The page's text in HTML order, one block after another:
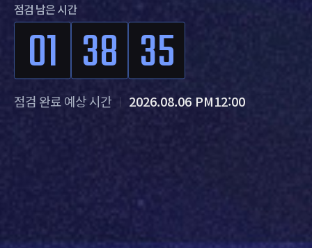
점검 남은 시간
01 38 34
점검 완료 예상 시간 2026.08.06 PM12:00